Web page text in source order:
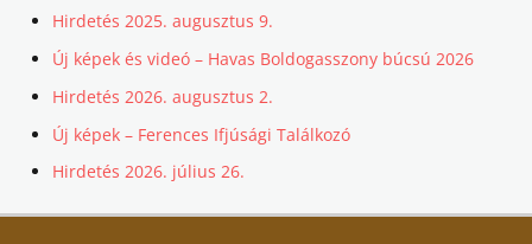
Hirdetés 2025. augusztus 9.
Új képek és videó – Havas Boldogasszony búcsú 2026
Hirdetés 2026. augusztus 2.
Új képek – Ferences Ifjúsági Találkozó
Hirdetés 2026. július 26.